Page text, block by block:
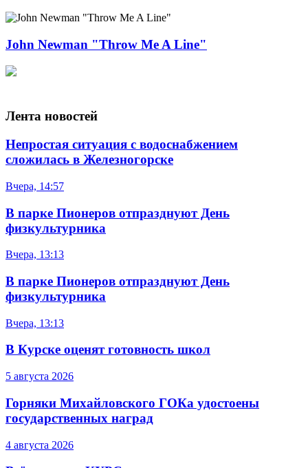
John Newman "Throw Me A Line"
Лента новостей
Непростая ситуация с водоснабжением
сложилась в Железногорске
Вчера, 14:57
В парке Пионеров отпразднуют День
физкультурника
Вчера, 13:13
В парке Пионеров отпразднуют День
физкультурника
Вчера, 13:13
В Курске оценят готовность школ
5 августа 2026
Горняки Михайловского ГОКа удостоены
государственных наград
4 августа 2026